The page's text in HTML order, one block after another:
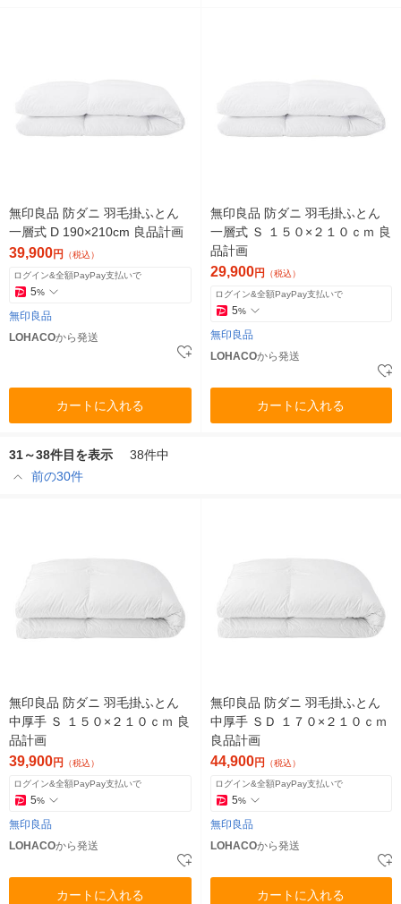
無印良品 防ダニ 羽毛掛ふとん
一層式 D 190×210cm 良品計画
39,900円 （税込）
ログイン&全額PayPay支払いで
5%
無印良品
LOHACOから発送
カートに入れる
無印良品 防ダニ 羽毛掛ふとん
一層式 Ｓ １５０×２１０ｃｍ 良
品計画
29,900円 （税込）
ログイン&全額PayPay支払いで
5%
無印良品
LOHACOから発送
カートに入れる
31～38件目を表示
38件中
前の30件
無印良品 防ダニ 羽毛掛ふとん
中厚手 Ｓ １５０×２１０ｃｍ 良
品計画
39,900円 （税込）
ログイン&全額PayPay支払いで
5%
無印良品
LOHACOから発送
カートに入れる
無印良品 防ダニ 羽毛掛ふとん
中厚手 ＳＤ １７０×２１０ｃｍ
良品計画
44,900円 （税込）
ログイン&全額PayPay支払いで
5%
無印良品
LOHACOから発送
カートに入れる